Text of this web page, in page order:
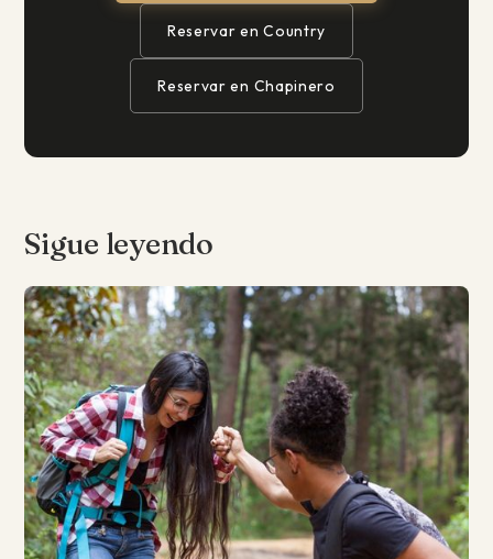
Reservar en Country
Reservar en Chapinero
Sigue leyendo